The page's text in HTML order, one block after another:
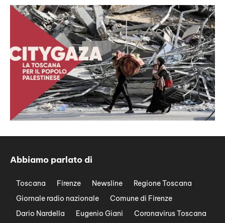
Abbiamo parlato di
Toscana Firenze Newsline
Regione Toscana
Giornale radio nazionale
Comune di Firenze
Dario Nardella
Eugenio Giani
Coronavirus Toscana